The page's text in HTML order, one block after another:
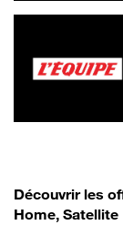
Découvrir les
Home, Satellite